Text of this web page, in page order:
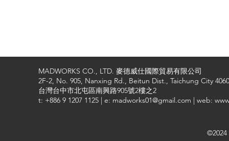
MADWORKS CO., LTD. 麥德威仕國際貿易有限公司
2F-2, No. 905, Nanxing Rd., Beitun Dist., Taichung City
台灣台中市北屯區南興路905號2樓之2
t: +886 9 1207 1125 | e: madworks01@gmail.com | web: